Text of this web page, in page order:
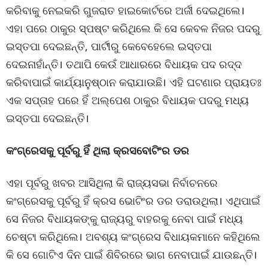
କରିବାକୁ ନେଇକରି ଗୁଜରାତ ହାଇକୋର୍ଟରେ ଅର୍ଜୀ ଦେଇଥିଲେ।
ଏହା ପରେ ଠାକୁର ସ୍ପଷ୍ଟ କରିଥିଲେ କି ସେ କେବଳ ନିଜର ପଦରୁ
ଇସ୍ତପା ଦେଇଛନ୍ତି, ପାର୍ଟୀରୁ କେବେହେଲେ ଇସ୍ତପା
ଦେଇନାହାଁନ୍ତି। ତଥାପି କେଉଁ ଆଧାରରେ ବିଧାୟକ ପଦ ରଦ୍ଦ
କରିବାପାଇଁ କାର୍ଯ୍ୟାନୁଷ୍ଠାନ କରାଯାଉଛି। ଏହି ଘଟଣାର ପ୍ରାୟତଃ
ଏକ ସପ୍ତାହ ପରେ ହିଁ ଅଲ୍ପେଶ ଠାକୁର ବିଧାୟକ ପଦରୁ ମଧ୍ୟ
ଇସ୍ତପା ଦେଇଛନ୍ତି।
କଂଗ୍ରେସକୁ ପୂର୍ବରୁ ହିଁ ଥିଲା କ୍ରସବୋଟିଂର ଡର
ଏହା ପୂର୍ବରୁ ଖବର ଆସିଥିଲା କି ରାଜ୍ୟସଭା ନିର୍ବାଚନରେ
କଂଗ୍ରେସକୁ ପୂର୍ବରୁ ହିଁ କ୍ରସ ଭୋଟିଂର ଡର ଡରାଉଥିଲା। ଏଥିପାଇଁ
ସେ ନିଜର ବିଧାୟକଙ୍କୁ ରାଜ୍ୟରୁ ବାହରକୁ ନେବା ପାଇଁ ମଧ୍ୟ
ଚେଷ୍ଟା କରିଥିଲେ। ଅବଶ୍ୟ କଂଗ୍ରେସ ବିଧାୟକମାନେ କହିଥିଲେ
କି ସେ ଗୋଟିଏ ଦିନ ପାଇଁ ଶିବିରରେ ଭାଗ ନେବାପାଇଁ ଯାଉଛନ୍ତି।